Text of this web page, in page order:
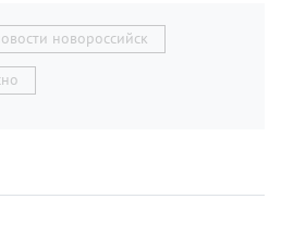
новороссийск